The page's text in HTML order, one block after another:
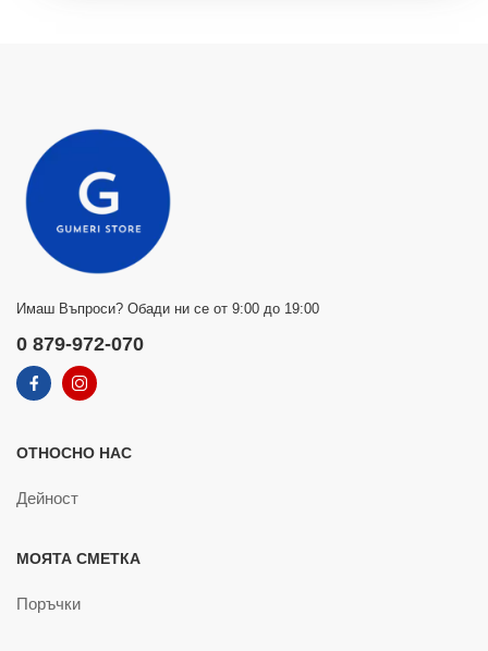
Имаш Въпроси? Обади ни се от 9:00 до 19:00
0 879-972-070
ОТНОСНО НАС
Дейност
МОЯТА СМЕТКА
Поръчки